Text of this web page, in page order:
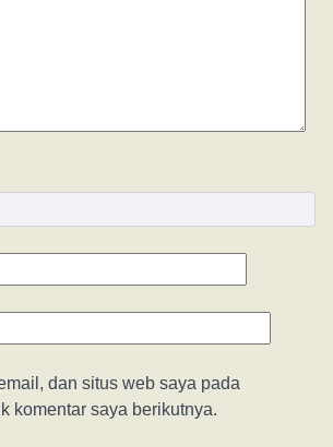
dan situs web saya pada
komentar saya berikutnya.